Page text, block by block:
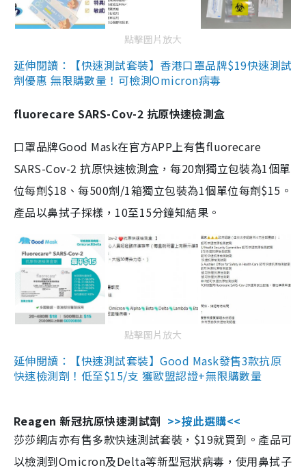
點擊圖片放大
延伸閱讀：【快速測試套裝】香港口罩品牌$19快速測試
劑優惠 無限購數量！可檢測Omicron病毒
fluorecare SARS-Cov-2 抗原快速檢測盒
口罩品牌Good Mask在官方APP上有售fluorecare
SARS-Cov-2 抗原快速檢測盒，每20劑獨立包裝為1個單
位每劑$18、每500劑/1箱獨立包裝為1個單位每劑$15。
產品以鼻拭子採樣，10至15分鐘知結果。
點擊圖片放大
延伸閱讀：【快速測試套裝】Good Mask發售3款抗原
快速檢測劑！低至$15/支 獲歐盟認證+無限購數量
Reagen 新冠抗原快速測試劑 >>按此選購<<
莎莎網店亦有售多款快速測試套裝，$19就買到。產品可
以檢測到Omicron及Delta等新型冠狀病毒，使用鼻拭子